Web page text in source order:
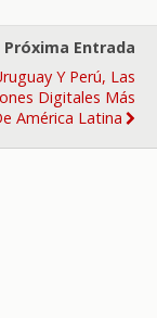
Próxima Entrada
Y Perú, Las
Digitales Más
América Latina